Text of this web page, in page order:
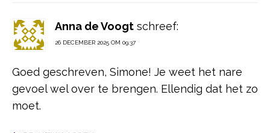
Anna de Voogt schreef:
26 DECEMBER 2025 OM 09:37
Goed geschreven, Simone! Je weet het nare
gevoel wel over te brengen. Ellendig dat het zo
moet.